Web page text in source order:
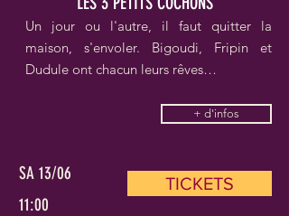
Un jour ou l'autre, il faut quitter la
maison, s'envoler. Bigoudi, Fripin et
Dudule ont chacun leurs rêves…
+ d'infos
SA 13/06
11:00
TICKETS